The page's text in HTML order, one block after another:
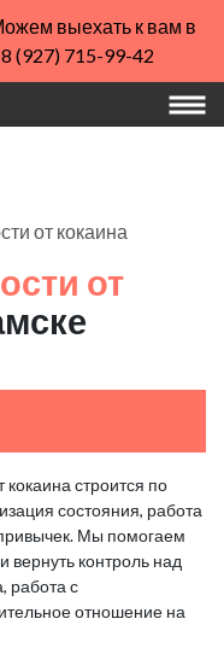
выехать к вам в
(927) 715-99-42
от кокаина
от
строится по
состояния, работа
Мы помогаем
вернуть контроль над
работа с
отношение на